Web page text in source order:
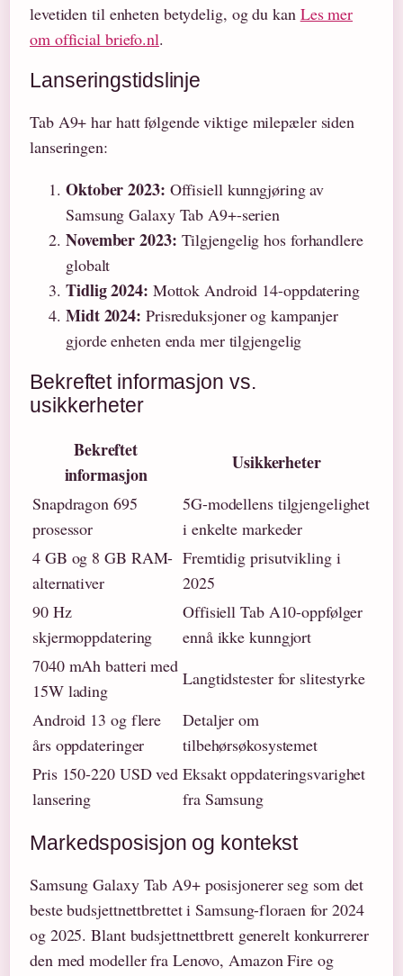
levetiden til enheten betydelig, og du kan Les mer
om official briefo.nl.
Lanseringstidslinje
Tab A9+ har hatt følgende viktige milepæler siden
lanseringen:
Oktober 2023: Offisiell kunngjøring av
Samsung Galaxy Tab A9+-serien
November 2023: Tilgjengelig hos forhandlere
globalt
Tidlig 2024: Mottok Android 14-oppdatering
Midt 2024: Prisreduksjoner og kampanjer
gjorde enheten enda mer tilgjengelig
Bekreftet informasjon vs.
usikkerheter
Bekreftet
informasjon
Usikkerheter
Snapdragon 695
prosessor
5G-modellens tilgjengelighet
i enkelte markeder
4 GB og 8 GB RAM-
alternativer
Fremtidig prisutvikling i
2025
90 Hz
skjermoppdatering
Offisiell Tab A10-oppfølger
ennå ikke kunngjort
7040 mAh batteri med
15W lading
Langtidstester for slitestyrke
Android 13 og flere
års oppdateringer
Detaljer om
tilbehørsøkosystemet
Pris 150-220 USD ved
lansering
Eksakt oppdateringsvarighet
fra Samsung
Markedsposisjon og kontekst
Samsung Galaxy Tab A9+ posisjonerer seg som det
beste budsjettnettbrettet i Samsung-floraen for 2024
og 2025. Blant budsjettnettbrett generelt konkurrerer
den med modeller fra Lenovo, Amazon Fire og